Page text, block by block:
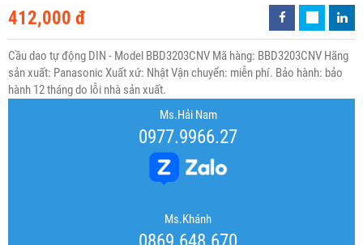
412,000 đ
Cầu dao tự động DIN - Model BBD3203CNV Mã hàng: BBD3203CNV Hãng
sản xuất: Panasonic Xuất xứ: Nhật Vận chuyển: miễn phí. Bảo hành: bảo
hành 12 tháng do lỗi nhà sản xuất.
Ms.Hải Nam
0977.9966.27
Ms.Khánh